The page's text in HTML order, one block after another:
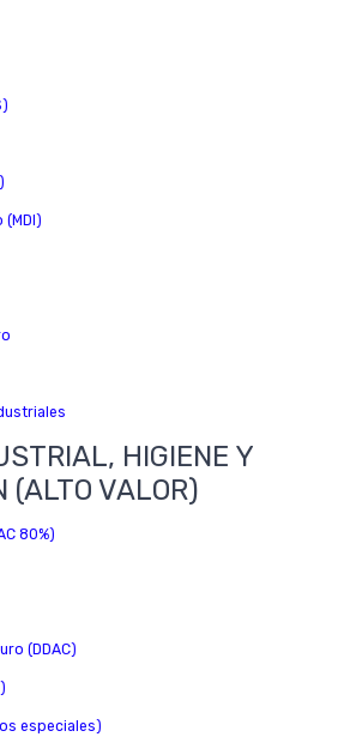
HIGIENE Y
(ALTO VALOR)
80%)
(DDAC)
especiales)